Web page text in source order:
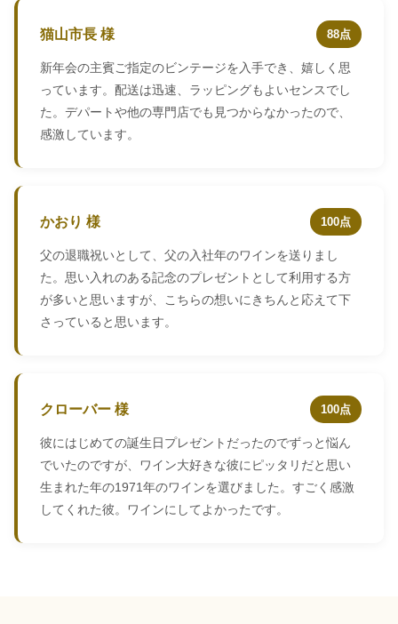
猫山市長 様 88点
新年会の主賓ご指定のビンテージを入手でき、嬉しく思
っています。配送は迅速、ラッピングもよいセンスでし
た。デパートや他の専門店でも見つからなかったので、
感激しています。
かおり 様 100点
父の退職祝いとして、父の入社年のワインを送りまし
た。思い入れのある記念のプレゼントとして利用する方
が多いと思いますが、こちらの想いにきちんと応えて下
さっていると思います。
クローバー 様 100点
彼にはじめての誕生日プレゼントだったのでずっと悩ん
でいたのですが、ワイン大好きな彼にピッタリだと思い
生まれた年の1971年のワインを選びました。すごく感激
してくれた彼。ワインにしてよかったです。